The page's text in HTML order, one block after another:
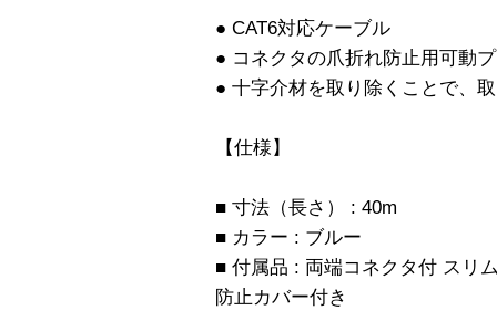
● CAT6対応ケーブル
● コネクタの爪折れ防止用可動
● 十字介材を取り除くことで、
【仕様】
■ 寸法（長さ） : 40m
■ カラー : ブルー
■ 付属品 : 両端コネクタ付 スリ
防止カバー付き